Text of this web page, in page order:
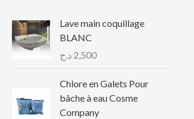
Lave main coquillage
BLANC
2,500 د.ج
Chlore en Galets Pour
bâche à eau Cosme
Company